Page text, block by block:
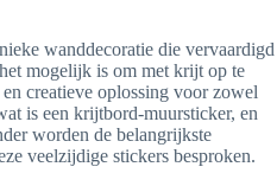
wanddecoratie die vervaardigd
mogelijk is om met krijt op te
creatieve oplossing voor zowel
is een krijtbord-muursticker, en
worden de belangrijkste
veelzijdige stickers besproken.